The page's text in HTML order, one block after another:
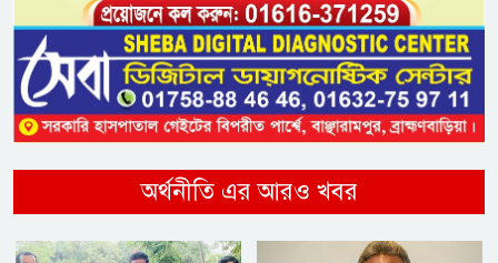
অর্থনীতি এর আরও খবর